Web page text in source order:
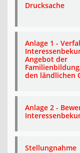
Drucksache
Anlage 1 -
Angebot der
den ländlichen
Anlage 2 -
Stellungnahme